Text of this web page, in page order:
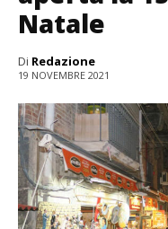
Natale
Di Redazione
19 NOVEMBRE 2021